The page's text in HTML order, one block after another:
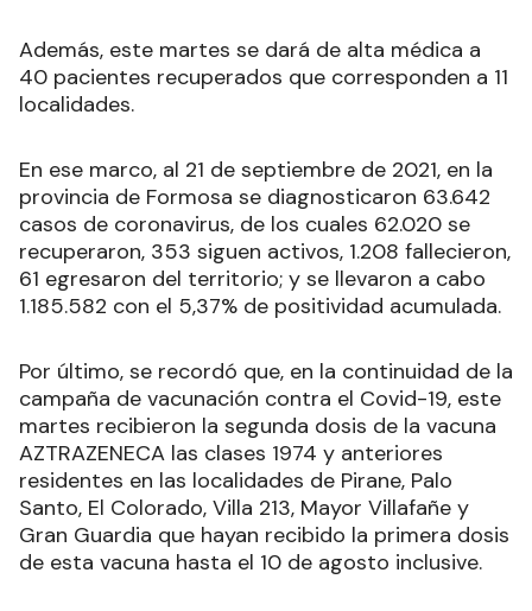
Además, este martes se dará de alta médica a
40 pacientes recuperados que corresponden a 11
localidades.
En ese marco, al 21 de septiembre de 2021, en la
provincia de Formosa se diagnosticaron 63.642
casos de coronavirus, de los cuales 62.020 se
recuperaron, 353 siguen activos, 1.208 fallecieron,
61 egresaron del territorio; y se llevaron a cabo
1.185.582 con el 5,37% de positividad acumulada.
Por último, se recordó que, en la continuidad de la
campaña de vacunación contra el Covid-19, este
martes recibieron la segunda dosis de la vacuna
AZTRAZENECA las clases 1974 y anteriores
residentes en las localidades de Pirane, Palo
Santo, El Colorado, Villa 213, Mayor Villafañe y
Gran Guardia que hayan recibido la primera dosis
de esta vacuna hasta el 10 de agosto inclusive.